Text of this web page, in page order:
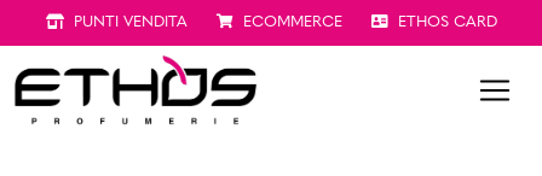
PUNTI VENDITA ECOMMERCE ETHOS CARD